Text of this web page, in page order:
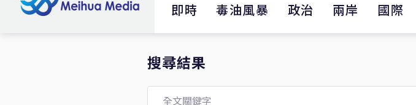
即時 毒油風暴 政治 兩岸 國際
搜尋結果